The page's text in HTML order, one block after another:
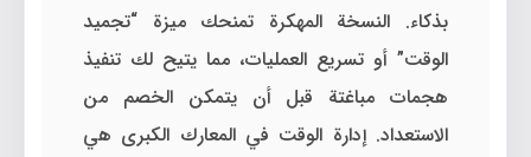
بذكاء. النسخة المهكرة تمنحك ميزة “تجميد
الوقت” أو تسريع العمليات، مما يتيح لك تنفيذ
هجمات مباغتة قبل أن يتمكن الخصم من
الاستعداد. إدارة الوقت في المعارك الكبرى هي